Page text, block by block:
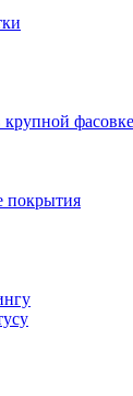
фасовке
покрытия